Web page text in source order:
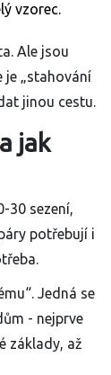
vzorec.
Ale jsou
je „stahování
jinou cestu.
jak
30 sezení,
potřebují i
Jedná se
- nejprve
základy, až